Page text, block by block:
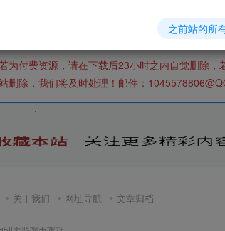
付费资源，请在下载后23小时之内自觉删除
删除，我们将及时处理！邮件：
关于我们 网址导航
文章归档
之前站的所